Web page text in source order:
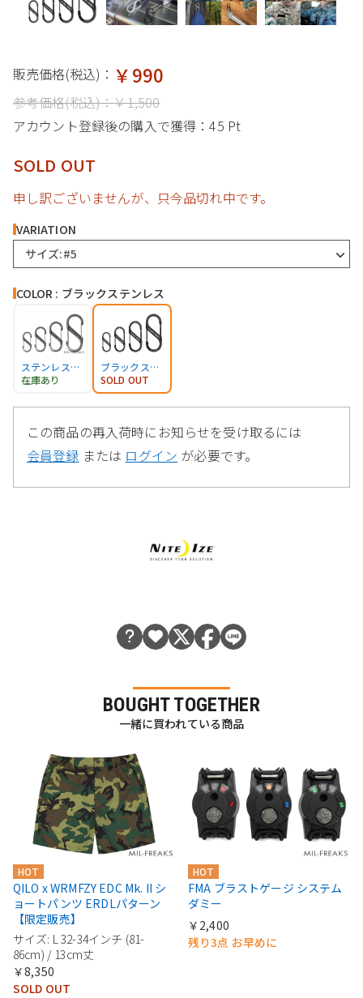
販売価格(税込)： ￥990
参考価格(税込)：￥1,500
アカウント登録後の購入で獲得：45 Pt
SOLD OUT
申し訳ございませんが、只今品切れ中です。
VARIATION
サイズ:#5
COLOR : ブラックステンレス
ステンレススチール
在庫あり
ブラックステンレス
SOLD OUT
この商品の再入荷時にお知らせを受け取るには
会員登録 または ログイン が必要です。
BOUGHT TOGETHER
一緒に買われている商品
HOT
QILO x WRMFZY EDC Mk. II シ
ョートパンツ ERDLパターン
【限定販売】
サイズ: L 32-34インチ (81-
86cm) / 13cm丈
￥8,350
SOLD OUT
HOT
FMA ブラストゲージ システム
ダミー
￥2,400
残り3点 お早めに